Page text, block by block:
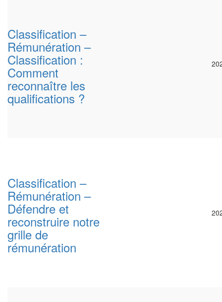
Classification –
Rémunération –
Classification :
Comment
reconnaître les
qualifications ?
Classification –
Rémunération –
Défendre et
reconstruire notre
grille de
rémunération